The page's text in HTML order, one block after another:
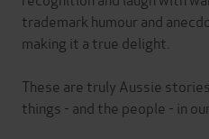
trademark humour and
making it a true delight.
These are truly Aussie
things - and the people - in